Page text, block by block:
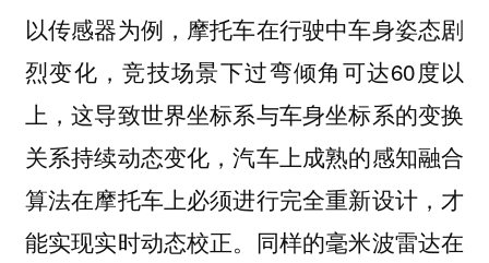
以传感器为例，摩托车在行驶中车身姿态剧
烈变化，竞技场景下过弯倾角可达60度以
上，这导致世界坐标系与车身坐标系的变换
关系持续动态变化，汽车上成熟的感知融合
算法在摩托车上必须进行完全重新设计，才
能实现实时动态校正。同样的毫米波雷达在